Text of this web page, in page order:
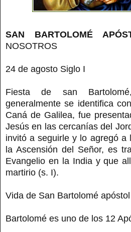
SAN BARTOLOMÉ
NOSOTROS
24 de agosto Siglo I
Fiesta de san
generalmente se identifica
Caná de Galilea, fue
Jesús en las cercanías del
invitó a seguirle y lo agregó a
la Ascensión del Señor, es
Evangelio en la India y que
martirio (s. I).
Vida de San Bartolomé apóstol
Bartolomé es uno de los 12